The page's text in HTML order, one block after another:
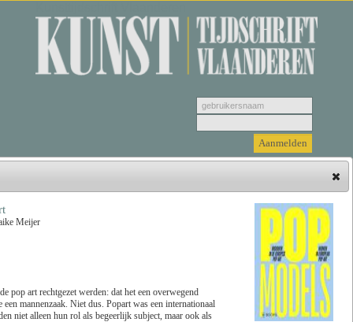
Hieronder vindt u de jongste recensies. Selecteer
een genre, vervolgens selecteer de recensie die u
wenst u te bekijken en klik tenslotte op 'Lees
recensie'.
Zoeken Genre
Meijer
pop art rechtgezet werden: dat het een overwegend
mannenzaak. Niet dus. Popart was een internationaal
niet alleen hun rol als begeerlijk subject, maar ook als